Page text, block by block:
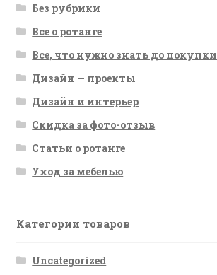
Без рубрики
Все о ротанге
Все, что нужно знать до покупки
Дизайн — проекты
Дизайн и интерьер
Скидка за фото-отзыв
Статьи о ротанге
Уход за мебелью
Категории товаров
Uncategorized